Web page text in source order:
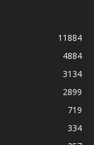
11884
4884
3134
2899
719
334